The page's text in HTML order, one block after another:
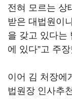
전혀 모르는 상
받은 대법원이
을 갖고 있다는
에 있다”고 주
이어 김 처장에
법원장 인사추